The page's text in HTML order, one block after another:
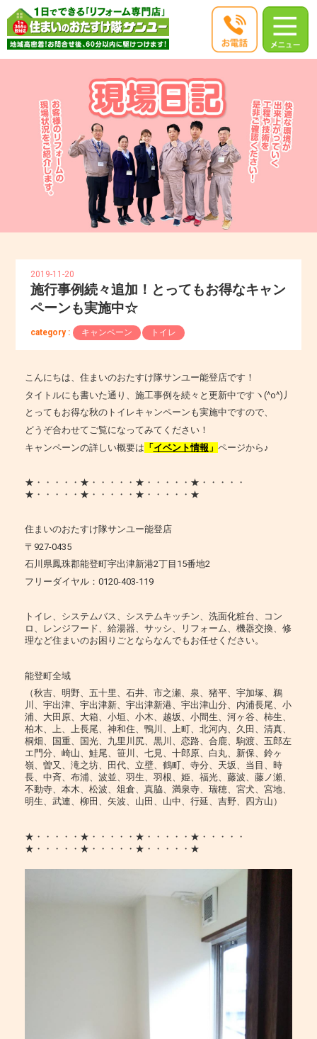
2019-11-20
施行事例続々追加！とってもお得なキャン
ペーンも実施中☆
category : キャンペーン トイレ
こんにちは、住まいのおたすけ隊サンユー能登店です！
タイトルにも書いた通り、施工事例を続々と更新中ですヽ(^o^)丿
とってもお得な秋のトイレキャンペーンも実施中ですので、
どうぞ合わせてご覧になってみてください！
キャンペーンの詳しい概要は 「イベント情報 」 ページから♪
★・・・・・★・・・・・★・・・・・★・・・・・
★・・・・・★・・・・・★・・・・・★
住まいのおたすけ隊サンユー能登店
〒927-0435
石川県鳳珠郡能登町宇出津新港2丁目15番地2
フリーダイヤル：0120-403-119
トイレ、システムバス、システムキッチン、洗面化粧台、コン
ロ、レンジフード、給湯器、サッシ、リフォーム、機器交換、修
理など住まいのお困りごとならなんでもお任せください。
能登町全域
（秋吉、明野、五十里、石井、市之瀬、泉、猪平、宇加塚、鵜
川、宇出津、宇出津新、宇出津新港、宇出津山分、内浦長尾、小
浦、大田原、大箱、小垣、小木、越坂、小間生、河ヶ谷、柿生、
柏木、上、上長尾、神和住、鴨川、上町、北河内、久田、清真、
桐畑、国重、国光、九里川尻、黒川、恋路、合鹿、駒渡、五郎左
エ門分、崎山、鮭尾、笹川、七見、十郎原、白丸、新保、鈴ヶ
嶺、曽又、滝之坊、田代、立壁、鶴町、寺分、天坂、当目、時
長、中斉、布浦、波並、羽生、羽根、姫、福光、藤波、藤ノ瀬、
不動寺、本木、松波、俎倉、真脇、満泉寺、瑞穂、宮犬、宮地、
明生、武連、柳田、矢波、山田、山中、行延、吉野、四方山）
★・・・・・★・・・・・★・・・・・★・・・・・
★・・・・・★・・・・・★・・・・・★